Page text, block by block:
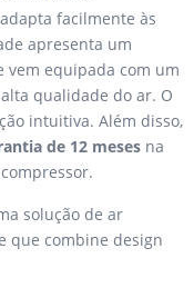
facilmente às
apresenta um
vem equipada com um
qualidade do ar. O
intuitiva. Além disso,
de 12 meses na
solução de ar
que combine design